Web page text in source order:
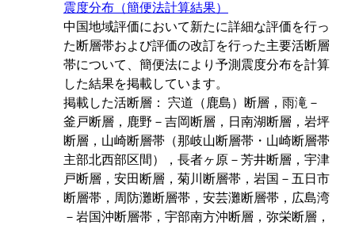
震度分布（簡便法計算結果）
中国地域評価において新たに詳細な評価を行っ
た断層帯および評価の改訂を行った主要活断層
帯について、簡便法により予測震度分布を計算
した結果を掲載しています。
掲載した活断層： 宍道（鹿島）断層，雨滝－
釜戸断層，鹿野－吉岡断層，日南湖断層，岩坪
断層，山崎断層帯（那岐山断層帯・山崎断層帯
主部北西部区間），長者ヶ原－芳井断層，宇津
戸断層，安田断層，菊川断層帯，岩国－五日市
断層帯，周防灘断層帯，安芸灘断層帯，広島湾
－岩国沖断層帯，宇部南方沖断層，弥栄断層，